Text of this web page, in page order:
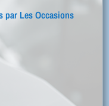
par Les Occasions